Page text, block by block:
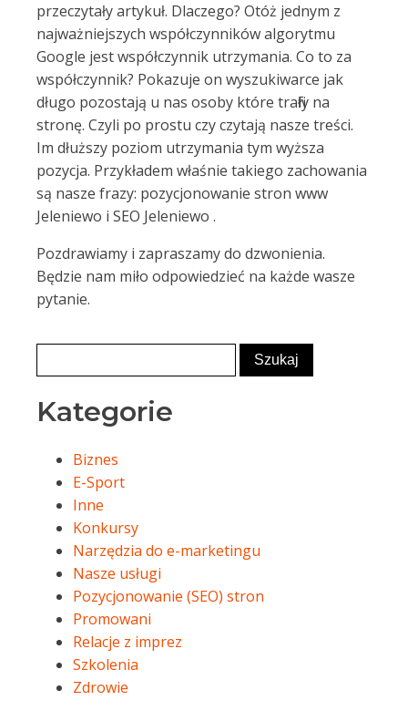
przeczytały artykuł. Dlaczego? Otóż jednym z
najważniejszych współczynników algorytmu
Google jest współczynnik utrzymania. Co to za
współczynnik? Pokazuje on wyszukiwarce jak
długo pozostają u nas osoby które trafiły na
stronę. Czyli po prostu czy czytają nasze treści.
Im dłuższy poziom utrzymania tym wyższa
pozycja. Przykładem właśnie takiego zachowania
są nasze frazy: pozycjonowanie stron www
Jeleniewo i SEO Jeleniewo .
Pozdrawiamy i zapraszamy do dzwonienia.
Będzie nam miło odpowiedzieć na każde wasze
pytanie.
Kategorie
Biznes
E-Sport
Inne
Konkursy
Narzędzia do e-marketingu
Nasze usługi
Pozycjonowanie (SEO) stron
Promowani
Relacje z imprez
Szkolenia
Zdrowie